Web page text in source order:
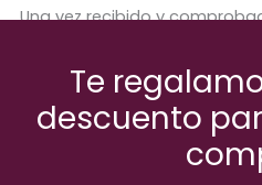
Una vez recibido y
Productos
Te
descuento